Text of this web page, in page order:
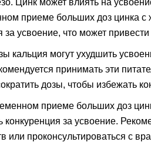
приеме больших доз цинка с
за усвоение, что может
кальция могут ухудшить
принимать эти
дозы, чтобы избежать
приеме больших доз
конкуренция за усвоение.
или проконсультироваться с